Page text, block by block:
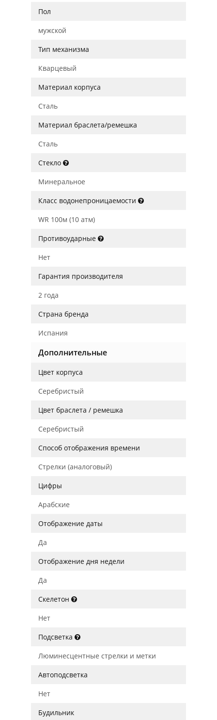
Пол
мужской
Тип механизма
Кварцевый
Материал корпуса
Сталь
Материал браслета/ремешка
Сталь
Стекло
Минеральное
Класс водонепроницаемости
WR 100м (10 атм)
Противоударные
Нет
Гарантия производителя
2 года
Страна бренда
Испания
Дополнительные
Цвет корпуса
Серебристый
Цвет браслета / ремешка
Серебристый
Способ отображения времени
Стрелки (аналоговый)
Цифры
Арабские
Отображение даты
Да
Отображение дня недели
Да
Скелетон
Нет
Подсветка
Люминесцентные стрелки и метки
Автоподсветка
Нет
Будильник